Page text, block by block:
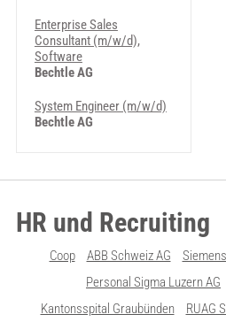
Enterprise Sales
Consultant (m/w/d),
Software
Bechtle AG
System Engineer (m/w/d)
Bechtle AG
HR und Recruiting
Coop ABB Schweiz AG
Personal Sigma Luzern AG
Kantonsspital Graubünden
RUAG